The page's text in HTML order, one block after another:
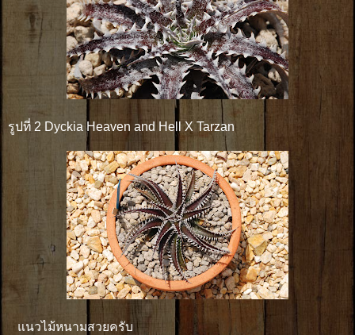
รูปที่ 2 Dyckia Heaven and Hell X Tarzan
แนวไม้หนามสวยครับ